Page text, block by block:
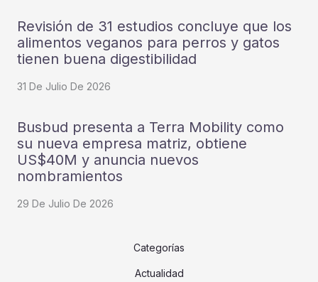
Revisión de 31 estudios concluye que los
alimentos veganos para perros y gatos
tienen buena digestibilidad
31 De Julio De 2026
Busbud presenta a Terra Mobility como
su nueva empresa matriz, obtiene
US$40M y anuncia nuevos
nombramientos
29 De Julio De 2026
Categorías
Actualidad